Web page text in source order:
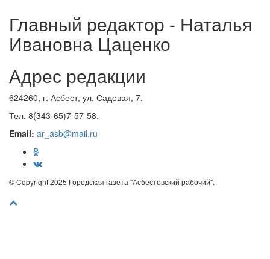
Главный редактор - Наталья
Ивановна Цаценко
Адрес редакции
624260, г. Асбест, ул. Садовая, 7.
Тел. 8(343-65)7-57-58.
Email: ar_asb@mail.ru
© Copyright 2025 Городская газета "Асбестовский рабочий".